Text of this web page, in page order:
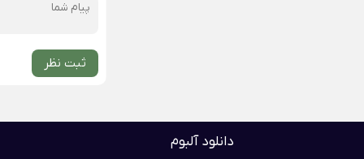
ثبت نظر
دانلود آلبوم